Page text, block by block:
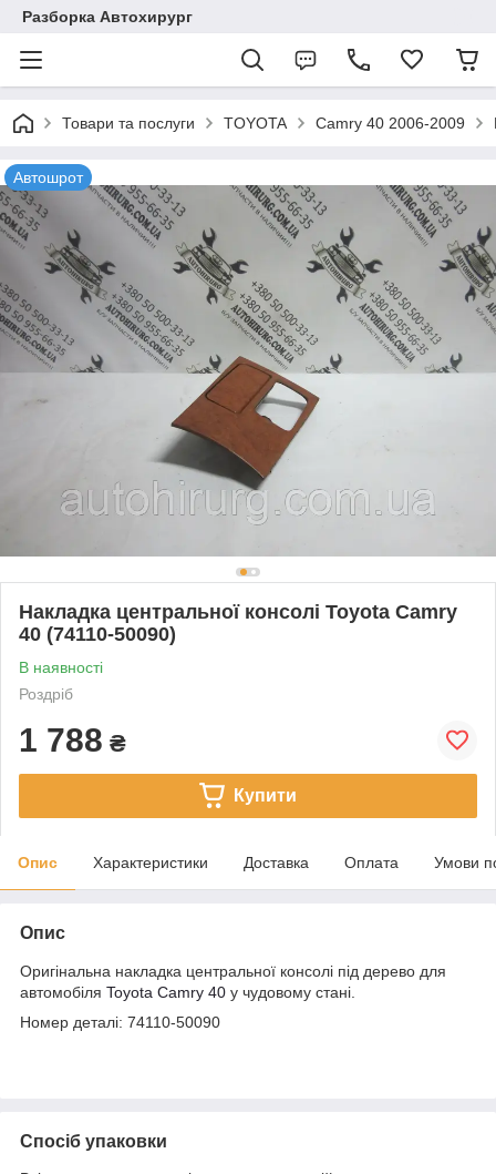
Разборка Автохирург
Товари та послуги TOYOTA Camry 40 2006-2009
Автошрот
Накладка центральної консолі Toyota Camry
40 (74110-50090)
В наявності
Роздріб
1 788 ₴
Купити
Опис Характеристики Доставка Оплата Умови
Опис
Оригінальна накладка центральної консолі під дерево для
автомобіля Toyota Camry 40 у чудовому стані.
Номер деталі: 74110-50090
Спосіб упаковки